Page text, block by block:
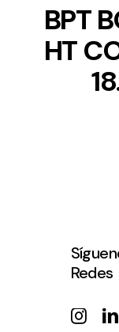
BPT
HT
Redes